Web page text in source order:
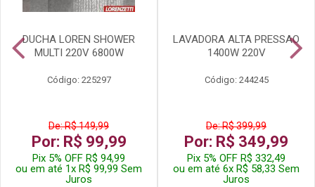
DUCHA LOREN SHOWER
MULTI 220V 6800W
Código: 225297
De: R$ 149,99
Por: R$ 99,99
Pix 5% OFF R$ 94,99
ou em até 1x R$ 99,99 Sem
Juros
LAVADORA ALTA PRESSAO
1400W 220V
Código: 244245
De: R$ 399,99
Por: R$ 349,99
Pix 5% OFF R$ 332,49
ou em até 6x R$ 58,33 Sem
Juros